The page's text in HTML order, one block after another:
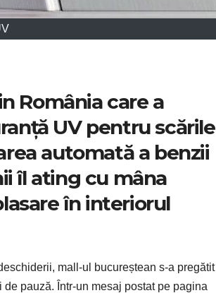
România care a
UV pentru scările
automată a benzii
îl ating cu mâna
în interiorul
mall-ul bucureștean s-a pregătit
pauză. Într-un mesaj postat pe pagina